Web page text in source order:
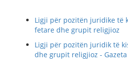
Ligji për pozitën juridike të
fetare dhe grupit religjioz
Ligji për pozitën juridik të
dhe grupit religjioz -